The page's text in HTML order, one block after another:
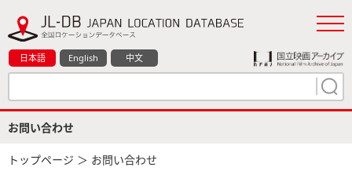
日本語 English 中文
お問い合わせ
トップページ ＞ お問い合わせ